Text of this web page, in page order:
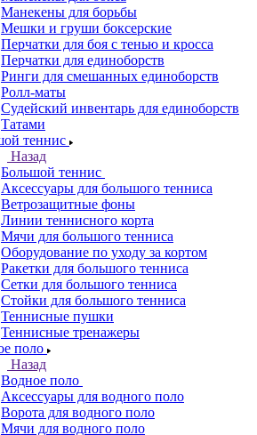
Манекены для борьбы
Мешки и груши боксерские
Перчатки для боя с тенью и кросса
Перчатки для единоборств
Ринги для смешанных единоборств
Ролл-маты
Судейский инвентарь для единоборств
Татами
теннис
Назад
Большой теннис
Аксессуары для большого тенниса
Ветрозащитные фоны
Линии теннисного корта
Мячи для большого тенниса
Оборудование по уходу за кортом
Ракетки для большого тенниса
Сетки для большого тенниса
Стойки для большого тенниса
Теннисные пушки
Теннисные тренажеры
поло
Назад
Водное поло
Аксессуары для водного поло
Ворота для водного поло
Мячи для водного поло